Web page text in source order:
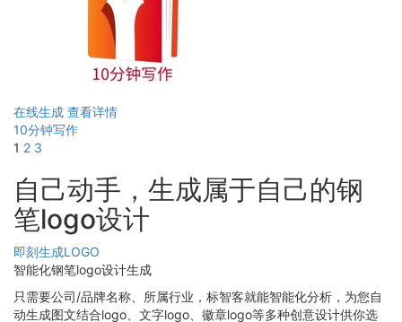
在线生成 查看详情
10分钟写作
1 2 3
自己动手，生成属于自己的钢
笔logo设计
即刻生成LOGO
智能化钢笔logo设计生成
只需要公司/品牌名称、所属行业，标智客就能智能化分析，为您自
动生成图文结合logo、文字logo、徽章logo等多种创意设计供你选